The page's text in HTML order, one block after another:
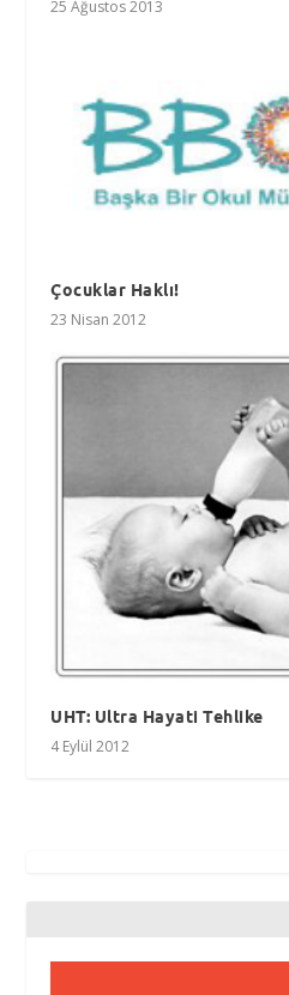
25 Ağustos 2013
Çocuklar Haklı!
23 Nisan 2012
UHT: Ultra Hayati Tehlike
4 Eylül 2012